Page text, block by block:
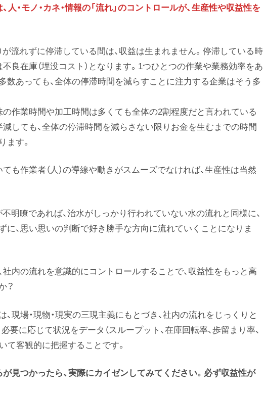
人・モノ・カネ・情報の「流れ」のコントロールが、生産性や収益性を
が流れずに停滞している間は、収益は生まれません。停滞している時
良在庫（埋没コスト）となります。1つひとつの作業や業務効率をあ
数あっても、全体の停滞時間を減らすことに注力する企業はそう多
作業時間や加工時間は多くても全体の2割程度だと言われている
しても、全体の停滞時間を減らさない限りお金を生むまでの時間
ます。
も作業者（人）の導線や動きがスムーズでなければ、生産性は当然
不明瞭であれば、治水がしっかり行われていない水の流れと同様に、
に、思い思いの判断で好き勝手な方向に流れていくことになりま
社内の流れを意識的にコントロールすることで、収益性をもっと高
？
現場・現物・現実の三現主義にもとづき、社内の流れをじっくりと
必要に応じて状況をデータ（スループット、在庫回転率、歩留まり率、
いて客観的に把握することです。
見つかったら、実際にカイゼンしてみてください。必ず収益性が